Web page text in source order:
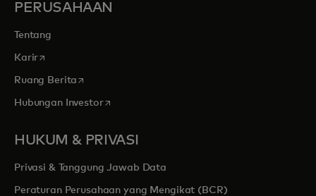
PERUSAHAAN
Tentang
Kariropens in a new tab
Ruang Berita opens in a new tab
Hubungan Investoropens in a new tab
HUKUM & PRIVASI
Privasi & Tanggung Jawab Data
Peraturan Perusahaan yang Mengikat (BCR)